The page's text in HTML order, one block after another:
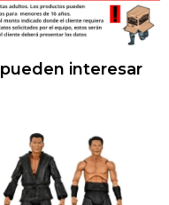
interesar